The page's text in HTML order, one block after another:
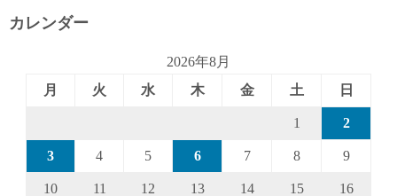
カレンダー
2026年8月
月
火 水 木 金 土 日
1 2
3 4 5 6 7 8 9
10 11 12 13 14 15 16